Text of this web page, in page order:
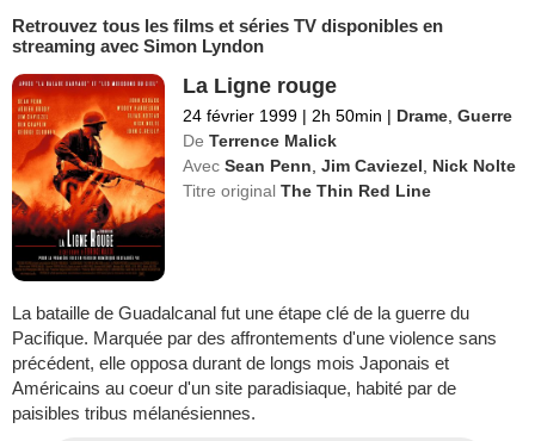
Retrouvez tous les films et séries TV disponibles en
streaming avec Simon Lyndon
La Ligne rouge
24 février 1999 | 2h 50min | Drame ,Guerre
De Terrence Malick
Avec Sean Penn ,Jim Caviezel
Nick Nolte
Titre originalThe Thin Red Line
La bataille de Guadalcanal fut une étape clé de la guerre du
Pacifique. Marquée par des affrontements d'une violence sans
précédent, elle opposa durant de longs mois Japonais et
Américains au coeur d'un site paradisiaque, habité par de
paisibles tribus mélanésiennes.